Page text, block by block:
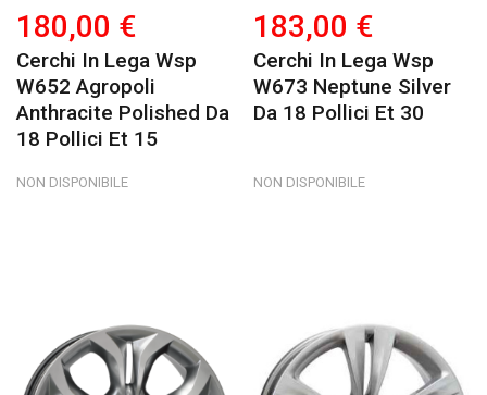
180,00 €
Cerchi In Lega Wsp
W652 Agropoli
Anthracite Polished Da
18 Pollici Et 15
NON DISPONIBILE
183,00 €
Cerchi In Lega Wsp
W673 Neptune Silver
Da 18 Pollici Et 30
NON DISPONIBILE